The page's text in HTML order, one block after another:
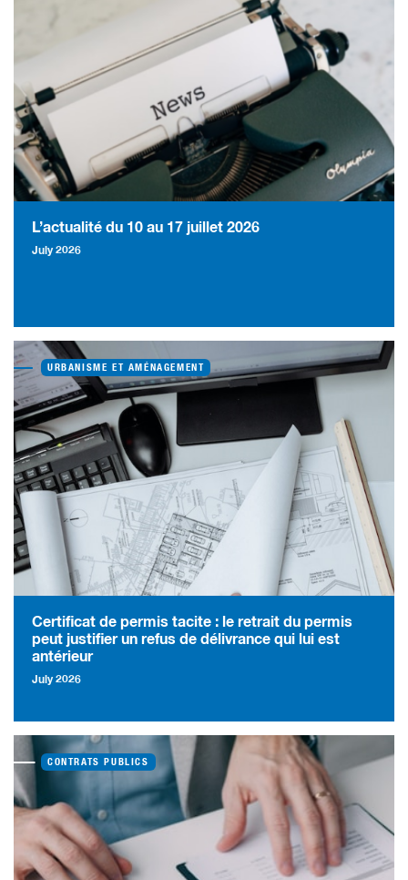
L’actualité du 10 au 17 juillet 2026
July 2026
URBANISME ET AMÉNAGEMENT
Certificat de permis tacite : le retrait du permis
peut justifier un refus de délivrance qui lui est
antérieur
July 2026
CONTRATS PUBLICS